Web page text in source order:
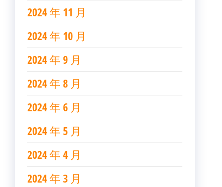
2024 年 11 月
2024 年 10 月
2024 年 9 月
2024 年 8 月
2024 年 6 月
2024 年 5 月
2024 年 4 月
2024 年 3 月